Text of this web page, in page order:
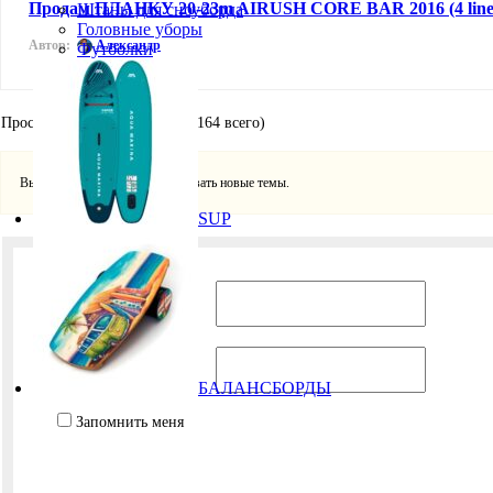
Штаны для сноуборда
Головные уборы
Футболки
SUP
БАЛАНСБОРДЫ
Продам ПЛАНКУ 20-23m AIRUSH CORE BAR 2016 (4
Автор: Александр
Просмотр 20 тем - с 1 по 20 (164 всего)
Вы должны войти, чтобы создавать новые темы.
Имя пользователя:
Пароль:
Запомнить меня